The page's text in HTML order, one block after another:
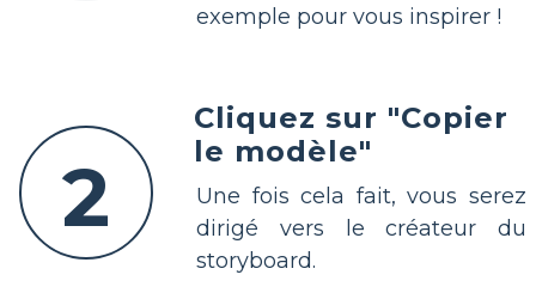
exemple pour vous inspirer !
2
Cliquez sur "Copier
le modèle"
Une fois cela fait, vous serez
dirigé vers le créateur du
storyboard.